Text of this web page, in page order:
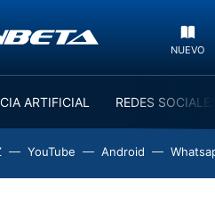
NUEVO
ARTIFICIAL REDES
YouTube Android